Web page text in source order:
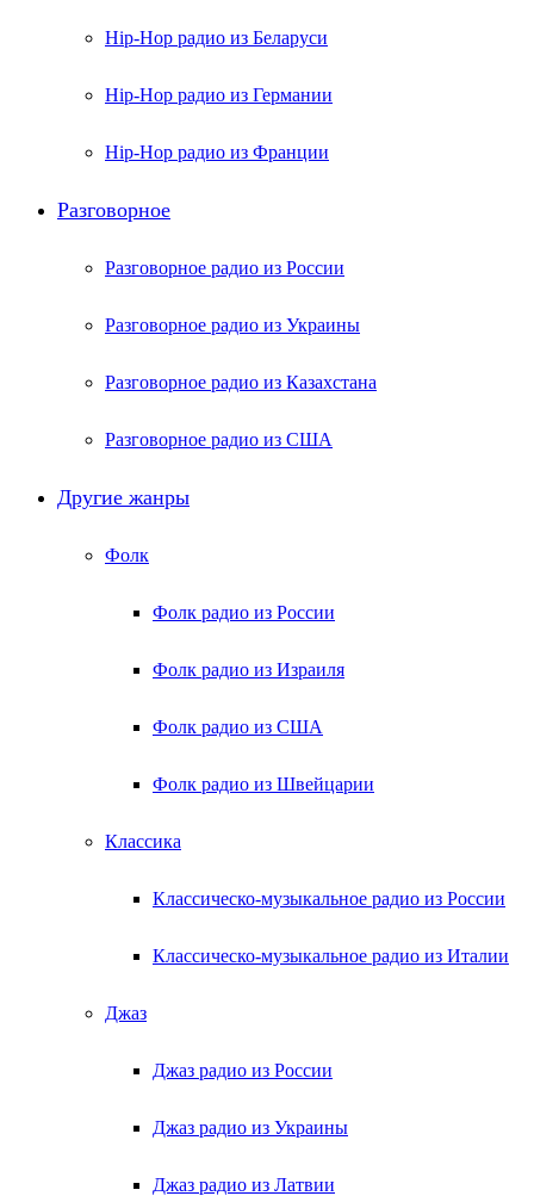
Hip-Hop радио из Беларуси
Hip-Hop радио из Германии
Hip-Hop радио из Франции
Разговорное
Разговорное радио из России
Разговорное радио из Украины
Разговорное радио из Казахстана
Разговорное радио из США
Другие жанры
Фолк
Фолк радио из России
Фолк радио из Израиля
Фолк радио из США
Фолк радио из Швейцарии
Классика
Классическо-музыкальное радио из России
Классическо-музыкальное радио из Италии
Джаз
Джаз радио из России
Джаз радио из Украины
Джаз радио из Латвии